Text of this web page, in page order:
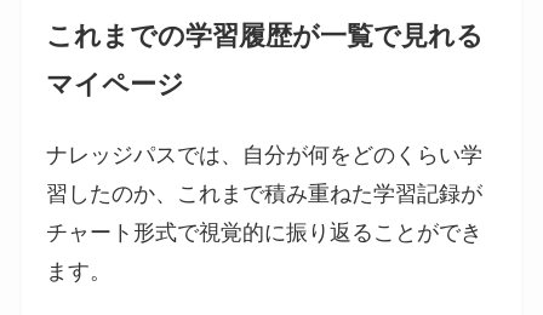
これまでの学習履歴が一覧で見れる
マイページ
ナレッジパスでは、自分が何をどのくらい学
習したのか、これまで積み重ねた学習記録が
チャート形式で視覚的に振り返ることができ
ます。